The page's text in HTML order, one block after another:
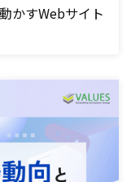
かすWebサイト